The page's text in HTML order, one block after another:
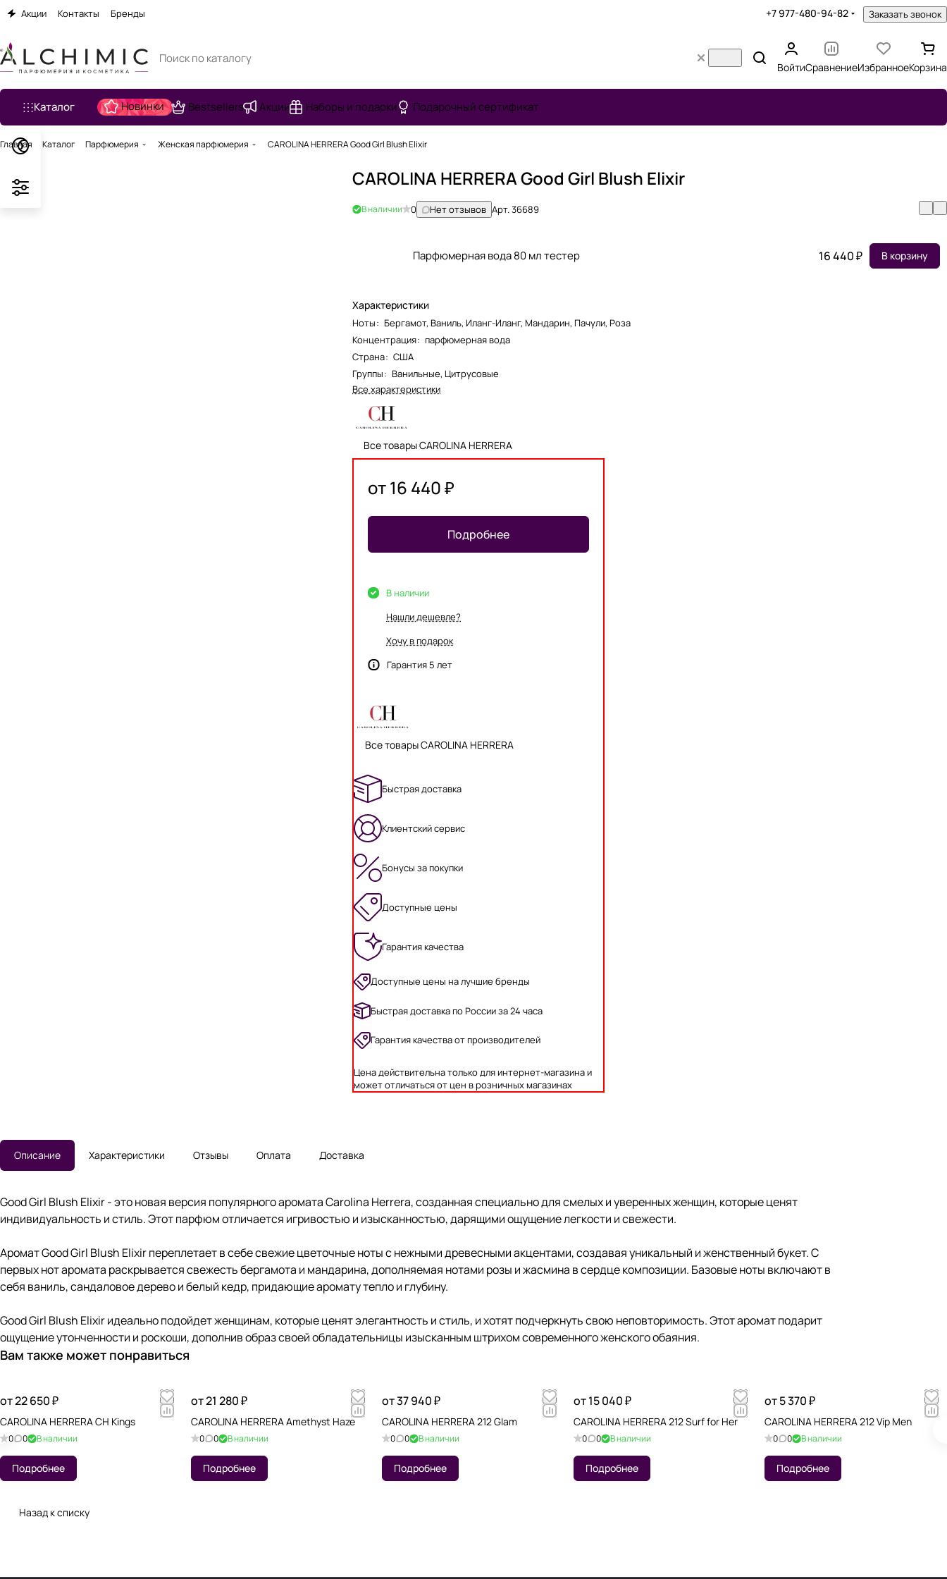
Акции Контакты Бренды +7 977-480-94-82 Заказать звонок
ВойтиСравнениеИзбранноеКорзина
Каталог Новинки Bestsellers Акции Наборы и подарки Подарочный сертификат
Главная Каталог Парфюмерия Женская парфюмерия CAROLINA HERRERA Good Girl Blush Elixir
CAROLINA HERRERA Good Girl Blush Elixir
В наличии 0 Нет отзывов Арт.36689
Парфюмерная вода 80 мл тестер 16 440 ₽ В корзину
Характеристики
Ноты: Бергамот, Ваниль, Иланг-Иланг, Мандарин, Пачули, Роза
Концентрация: парфюмерная вода
Страна: США
Группы: Ванильные, Цитрусовые
Все характеристики
Все товары CAROLINA HERRERA
от 16 440 ₽
Подробнее
В наличии
Нашли дешевле?
Хочу в подарок
Гарантия 5 лет
Все товары CAROLINA HERRERA
Быстрая доставка
Клиентский сервис
Бонусы за покупки
Доступные цены
Гарантия качества
Доступные цены на лучшие бренды
Быстрая доставка по России за 24 часа
Гарантия качества от производителей
Цена действительна только для интернет-магазина и
может отличаться от цен в розничных магазинах
Описание Характеристики Отзывы Оплата Доставка
Good Girl Blush Elixir - это новая версия популярного аромата Carolina Herrera, созданная специально для смелых и уверенных женщин, которые ценят
индивидуальность и стиль. Этот парфюм отличается игривостью и изысканностью, дарящими ощущение легкости и свежести.
Аромат Good Girl Blush Elixir переплетает в себе свежие цветочные ноты с нежными древесными акцентами, создавая уникальный и женственный букет. С
первых нот аромата раскрывается свежесть бергамота и мандарина, дополняемая нотами розы и жасмина в сердце композиции. Базовые ноты включают в
себя ваниль, сандаловое дерево и белый кедр, придающие аромату тепло и глубину.
Good Girl Blush Elixir идеально подойдет женщинам, которые ценят элегантность и стиль, и хотят подчеркнуть свою неповторимость. Этот аромат подарит
ощущение утонченности и роскоши, дополнив образ своей обладательницы изысканным штрихом современного женского обаяния.
Вам также может понравиться
от 22 650 ₽
CAROLINA HERRERA CH Kings
0 0 В наличии
Подробнее
от 21 280 ₽
CAROLINA HERRERA Amethyst Haze
0 0 В наличии
Подробнее
от 37 940 ₽
CAROLINA HERRERA 212 Glam
0 0 В наличии
Подробнее
от 15 040 ₽
CAROLINA HERRERA 212 Surf for Her
0 0 В наличии
Подробнее
от 5 370 ₽
CAROLINA HERRERA 212 Vip Men
0 0 В наличии
Подробнее
Назад к списку